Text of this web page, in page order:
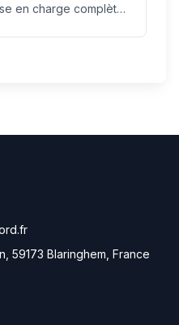
en charge complète
59173 Blaringhem, France